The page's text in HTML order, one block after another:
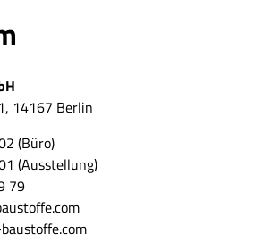
14167 Berlin
(Büro)
(Ausstellung)
79